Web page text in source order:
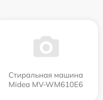
Стиральная машина
Midea MV-WM610E6